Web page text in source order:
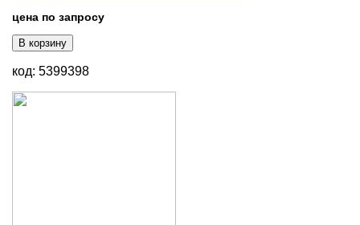
цена по запросу
В корзину
код: 5399398